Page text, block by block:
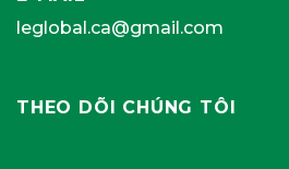
leglobal.ca@gmail.com
THEO DÕI CHÚNG TÔI